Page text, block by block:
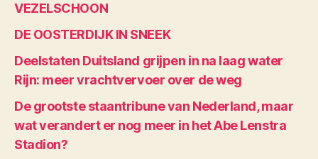
VEZELSCHOON
DE OOSTERDIJK IN SNEEK
Deelstaten Duitsland grijpen in na laag water
Rijn: meer vrachtvervoer over de weg
De grootste staantribune van Nederland, maar
wat verandert er nog meer in het Abe Lenstra
Stadion?